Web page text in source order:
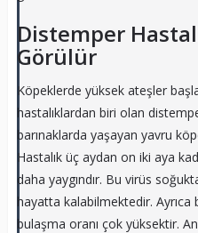
Distemper
Görülür
Köpeklerde yüksek ateşler
hastalıklardan biri olan
barınaklarda yaşayan yavru
Hastalık üç aydan on iki aya
daha yaygındır. Bu virüs
hayatta kalabilmektedir.
bulaşma oranı çok yüksektir.